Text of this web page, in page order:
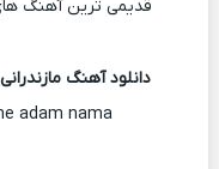
قدیمی ترین آهنگ
دانلود آهنگ
adam nama